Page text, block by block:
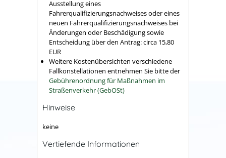
Ausstellung eines
Fahrerqualifizierungsnachweises oder eines
neuen Fahrerqualifizierungsnachweises bei
Änderungen oder Beschädigung sowie
Entscheidung über den Antrag: circa 15,80
EUR
Weitere Kostenübersichten verschiedene
Fallkonstellationen entnehmen Sie bitte der
Gebührenordnung für Maßnahmen im
Straßenverkehr (GebOSt)
Hinweise
keine
Vertiefende Informationen